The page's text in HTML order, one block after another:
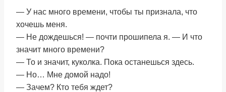
— У нас много времени, чтобы ты признала, что
хочешь меня.
— Не дождешься! — почти прошипела я. — И что
значит много времени?
— То и значит, куколка. Пока останешься здесь.
— Но… Мне домой надо!
— Зачем? Кто тебя ждет?